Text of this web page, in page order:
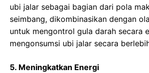
ubi jalar sebagai bagian dari pola
seimbang, dikombinasikan dengan
untuk mengontrol gula darah secara
mengonsumsi ubi jalar secara
5. Meningkatkan Energi